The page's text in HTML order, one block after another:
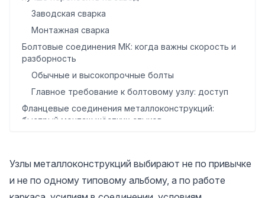
Заводская сварка
Монтажная сварка
Болтовые соединения МК: когда важны скорость и
разборность
Обычные и высокопрочные болты
Главное требование к болтовому узлу: доступ
Фланцевые соединения металлоконструкций:
быстрый монтаж жёстких стыков
Как выбор узла влияет на КМД, производство,
доставку и монтаж
Типовые ошибки при проектировании узлов
Узлы металлоконструкций выбирают не по привычке
и не по одному типовому альбому, а по работе